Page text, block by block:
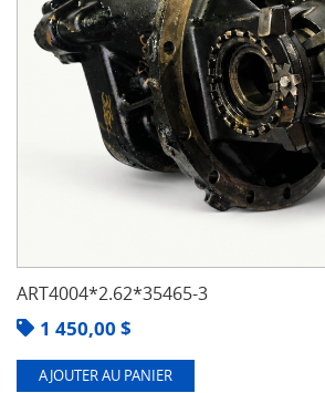
ART4004*2.62*35465-3
1 450,00 $
AJOUTER AU PANIER